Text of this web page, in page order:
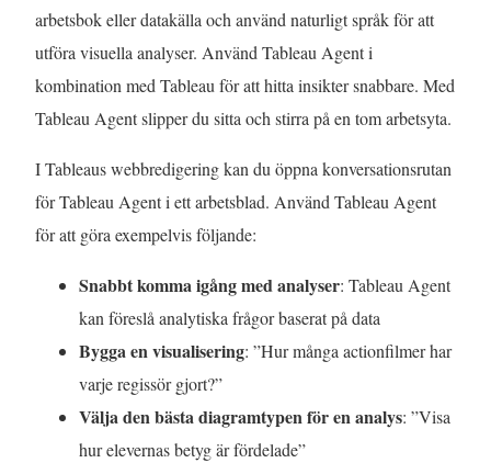
arbetsbok eller datakälla och använd naturligt språk för att
utföra visuella analyser. Använd Tableau Agent i
kombination med Tableau för att hitta insikter snabbare. Med
Tableau Agent slipper du sitta och stirra på en tom arbetsyta.
I Tableaus webbredigering kan du öppna konversationsrutan
för Tableau Agent i ett arbetsblad. Använd Tableau Agent
för att göra exempelvis följande:
Snabbt komma igång med analyser: Tableau Agent
kan föreslå analytiska frågor baserat på data
Bygga en visualisering: ”Hur många actionfilmer har
varje regissör gjort?”
Välja den bästa diagramtypen för en analys: ”Visa
hur elevernas betyg är fördelade”